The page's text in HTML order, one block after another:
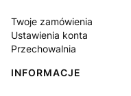
Twoje zamówienia
Ustawienia konta
Przechowalnia
INFORMACJE